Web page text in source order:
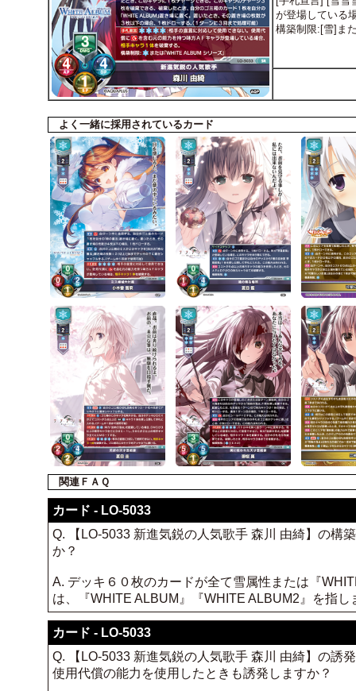
が登場している
構築制限:[雪]ま
よく一緒に採用されているカード
関連ＦＡＱ
カード - LO-5033
Q. 【LO-5033 新進気鋭の人気歌手 森川 由綺】の構
か？
A. デッキ６０枚のカードが全て雪属性または『
は、『WHITE ALBUM』『WHITE ALBUM2』を指し
カード - LO-5033
Q. 【LO-5033 新進気鋭の人気歌手 森川 由綺】の誘
使用代償の能力を使用したときも誘発しますか？